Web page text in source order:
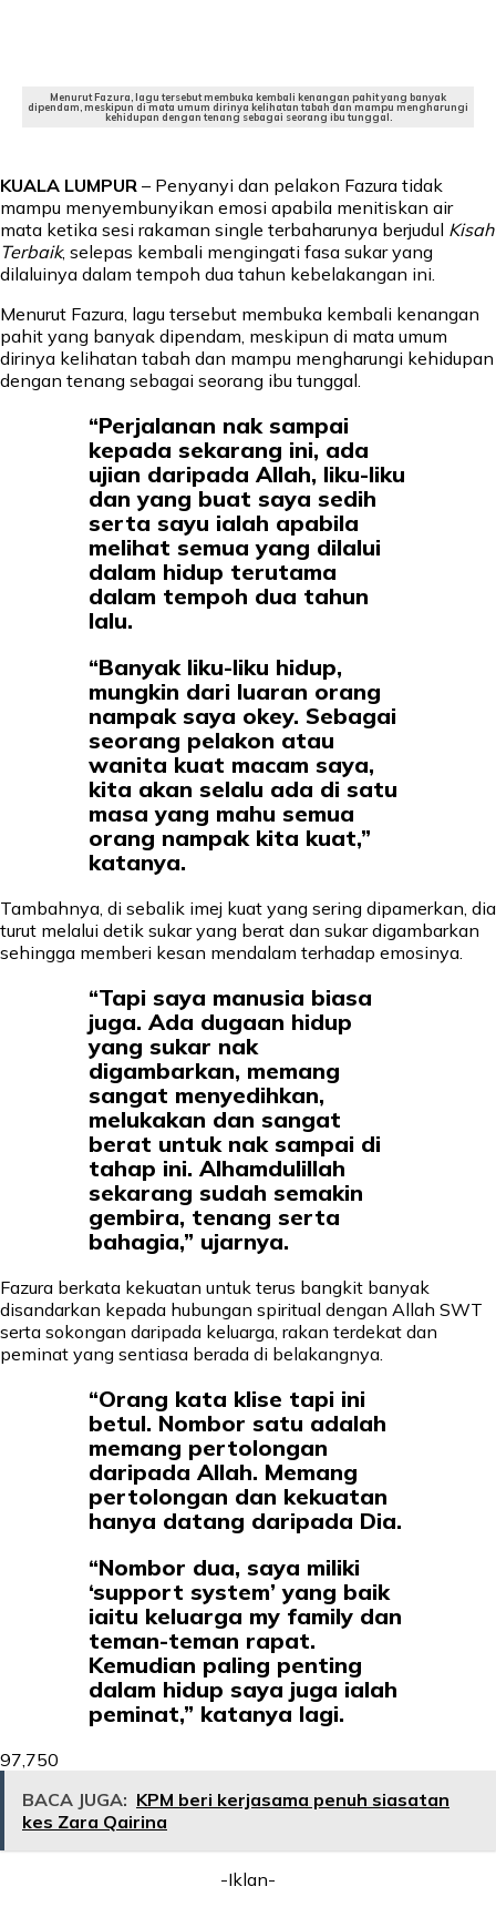
Menurut Fazura, lagu tersebut membuka kembali kenangan pahit yang banyak
dipendam, meskipun di mata umum dirinya kelihatan tabah dan mampu mengharungi
kehidupan dengan tenang sebagai seorang ibu tunggal.
KUALA LUMPUR – Penyanyi dan pelakon Fazura tidak
mampu menyembunyikan emosi apabila menitiskan air
mata ketika sesi rakaman single terbaharunya berjudul Kisah
Terbaik, selepas kembali mengingati fasa sukar yang
dilaluinya dalam tempoh dua tahun kebelakangan ini.
Menurut Fazura, lagu tersebut membuka kembali kenangan
pahit yang banyak dipendam, meskipun di mata umum
dirinya kelihatan tabah dan mampu mengharungi kehidupan
dengan tenang sebagai seorang ibu tunggal.
“Perjalanan nak sampai
kepada sekarang ini, ada
ujian daripada Allah, liku-liku
dan yang buat saya sedih
serta sayu ialah apabila
melihat semua yang dilalui
dalam hidup terutama
dalam tempoh dua tahun
lalu.
“Banyak liku-liku hidup,
mungkin dari luaran orang
nampak saya okey. Sebagai
seorang pelakon atau
wanita kuat macam saya,
kita akan selalu ada di satu
masa yang mahu semua
orang nampak kita kuat,”
katanya.
Tambahnya, di sebalik imej kuat yang sering dipamerkan, dia
turut melalui detik sukar yang berat dan sukar digambarkan
sehingga memberi kesan mendalam terhadap emosinya.
“Tapi saya manusia biasa
juga. Ada dugaan hidup
yang sukar nak
digambarkan, memang
sangat menyedihkan,
melukakan dan sangat
berat untuk nak sampai di
tahap ini. Alhamdulillah
sekarang sudah semakin
gembira, tenang serta
bahagia,” ujarnya.
Fazura berkata kekuatan untuk terus bangkit banyak
disandarkan kepada hubungan spiritual dengan Allah SWT
serta sokongan daripada keluarga, rakan terdekat dan
peminat yang sentiasa berada di belakangnya.
“Orang kata klise tapi ini
betul. Nombor satu adalah
memang pertolongan
daripada Allah. Memang
pertolongan dan kekuatan
hanya datang daripada Dia.
“Nombor dua, saya miliki
‘support system’ yang baik
iaitu keluarga my family dan
teman-teman rapat.
Kemudian paling penting
dalam hidup saya juga ialah
peminat,” katanya lagi.
97,750
BACA JUGA: KPM beri kerjasama penuh siasatan
kes Zara Qairina
-Iklan-